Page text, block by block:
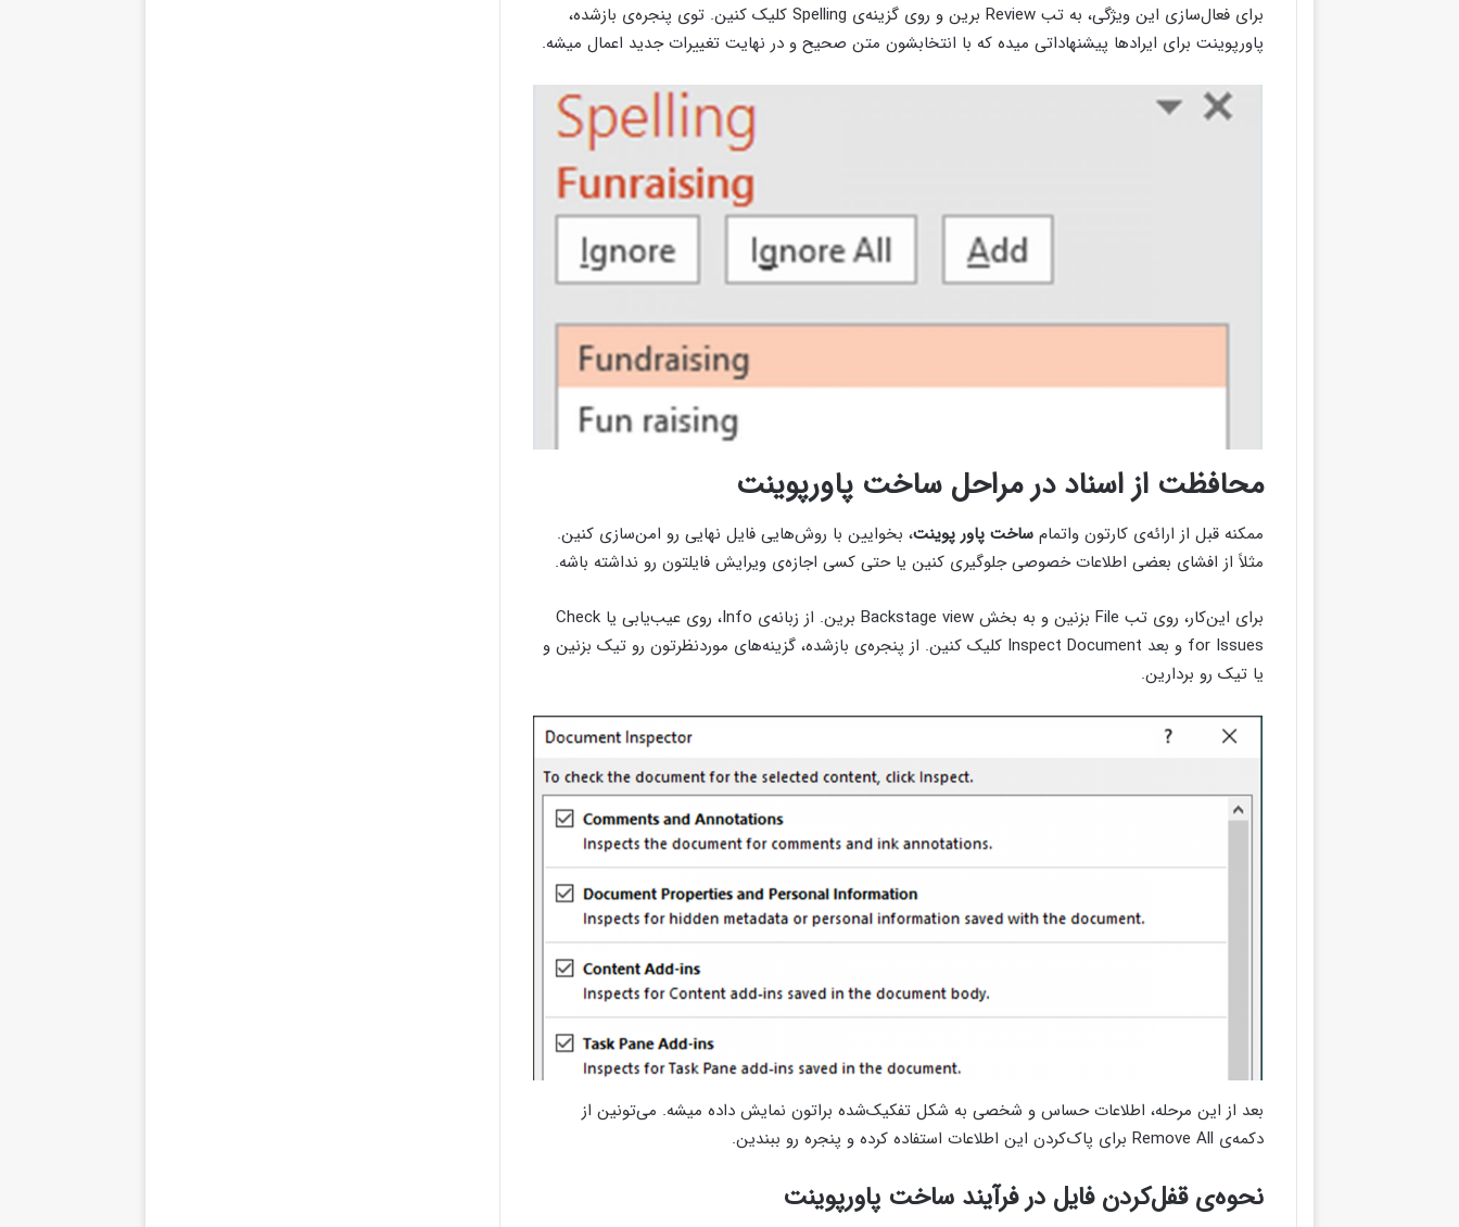
برای فعال‌سازی این ویژگی، به تب Review برین و روی گزینه‌ی Spelling کلیک کنین. توی پنجره‌ی بازشده،
پاورپوینت برای ایرادها پیشنهاداتی میده که با انتخابشون متن صحیح و در نهایت تغییرات جدید اعمال میشه.
محافظت از اسناد در مراحل ساخت پاورپوینت
ممکنه قبل از ارائه‌ی کارتون واتمامساخت پاور پوینت، بخوایین با روش‌هایی فایل نهایی رو امن‌سازی کنین.
مثلاً از افشای بعضی اطلاعات خصوصی جلوگیری کنین یا حتی کسی اجازه‌ی ویرایش فایلتون رو نداشته باشه.
برای این‌کار، روی تب File بزنین و به بخش Backstage view برین. از زبانه‌ی Info، روی عیب‌یابی یا Check
for Issues و بعد Inspect Document کلیک کنین. از پنجره‌ی بازشده، گزینه‌های موردنظرتون رو تیک بزنین و
یا تیک رو بردارین.
بعد از این مرحله، اطلاعات حساس و شخصی به شکل تفکیک‌شده براتون نمایش داده میشه. می‌تونین از
دکمه‌ی Remove All برای پاک‌کردن این اطلاعات استفاده کرده و پنجره رو ببندین.
نحوه‌ی قفل‌کردن فایل در فرآیند ساخت پاورپوینت